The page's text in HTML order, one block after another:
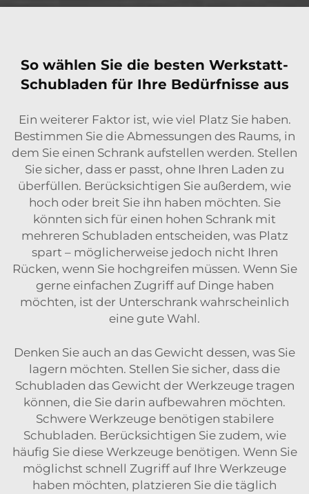
So wählen Sie die besten Werkstatt-
Schubladen für Ihre Bedürfnisse aus
Ein weiterer Faktor ist, wie viel Platz Sie haben.
Bestimmen Sie die Abmessungen des Raums, in
dem Sie einen Schrank aufstellen werden. Stellen
Sie sicher, dass er passt, ohne Ihren Laden zu
überfüllen. Berücksichtigen Sie außerdem, wie
hoch oder breit Sie ihn haben möchten. Sie
könnten sich für einen hohen Schrank mit
mehreren Schubladen entscheiden, was Platz
spart – möglicherweise jedoch nicht Ihren
Rücken, wenn Sie hochgreifen müssen. Wenn Sie
gerne einfachen Zugriff auf Dinge haben
möchten, ist der Unterschrank wahrscheinlich
eine gute Wahl.
Denken Sie auch an das Gewicht dessen, was Sie
lagern möchten. Stellen Sie sicher, dass die
Schubladen das Gewicht der Werkzeuge tragen
können, die Sie darin aufbewahren möchten.
Schwere Werkzeuge benötigen stabilere
Schubladen. Berücksichtigen Sie zudem, wie
häufig Sie diese Werkzeuge benötigen. Wenn Sie
möglichst schnell Zugriff auf Ihre Werkzeuge
haben möchten, platzieren Sie die täglich